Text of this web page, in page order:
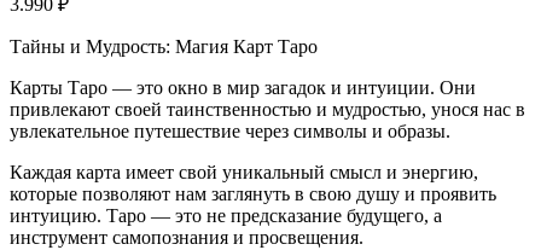
3.990 ₽
Тайны и Мудрость: Магия Карт Таро
Карты Таро — это окно в мир загадок и интуиции. Они
привлекают своей таинственностью и мудростью, унося нас в
увлекательное путешествие через символы и образы.
Каждая карта имеет свой уникальный смысл и энергию,
которые позволяют нам заглянуть в свою душу и проявить
интуицию. Таро — это не предсказание будущего, а
инструмент самопознания и просвещения.